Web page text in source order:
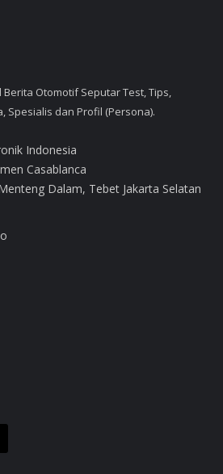
Otomotif Seputar Test, Tips,
Spesialis dan Profil (Persona).
Indonesia
Casablanca
Dalam, Tebet Jakarta Selatan